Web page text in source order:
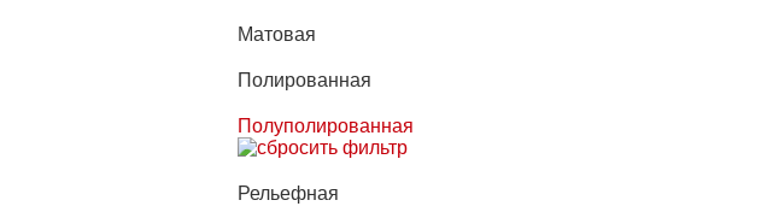
Матовая
Полированная
Полуполированная
Рельефная